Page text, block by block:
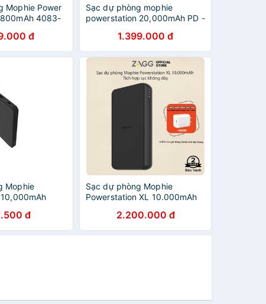
Mophie Power
4083-
đ
Sạc dự phòng mophie
powerstation 20,000mAh PD -
1.399.000 đ
Mophie
đ
Sạc dự phòng Mophie
Powerstation XL 10.000mAh
2.200.000 đ